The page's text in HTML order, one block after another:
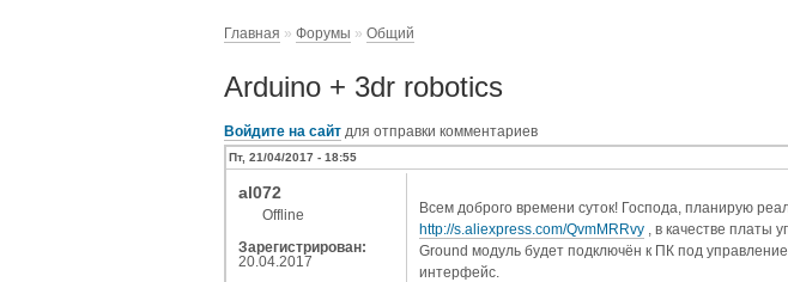
Главная » Форумы » Общий
Arduino + 3dr robotics
Войдите на сайт для отправки комментариев
Пт, 21/04/2017 - 18:55
al072
Offline
Зарегистрирован:
20.04.2017
Всем доброго времени суток! Господа, планирую
http://s.aliexpress.com/QvmMRRvy , в качестве платы
Ground модуль будет подключён к ПК под
интерфейс.